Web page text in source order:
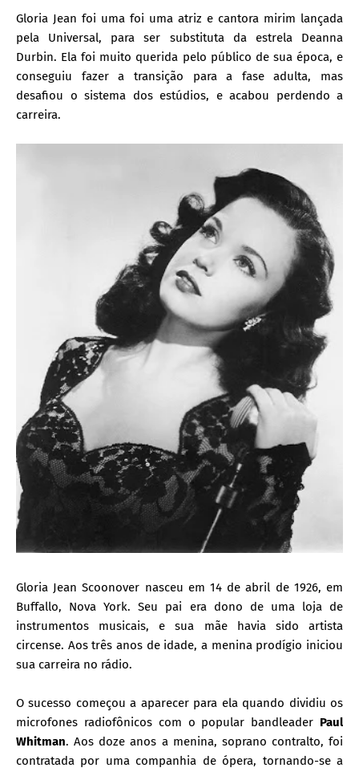
Gloria Jean foi uma foi uma atriz e cantora mirim lançada
pela Universal, para ser substituta da estrela Deanna
Durbin. Ela foi muito querida pelo público de sua época, e
conseguiu fazer a transição para a fase adulta, mas
desafiou o sistema dos estúdios, e acabou perdendo a
carreira.
Gloria Jean Scoonover nasceu em 14 de abril de 1926, em
Buffallo, Nova York. Seu pai era dono de uma loja de
instrumentos musicais, e sua mãe havia sido artista
circense. Aos três anos de idade, a menina prodígio iniciou
sua carreira no rádio.
O sucesso começou a aparecer para ela quando dividiu os
microfones radiofônicos com o popular bandleader Paul
Whitman. Aos doze anos a menina, soprano contralto, foi
contratada por uma companhia de ópera, tornando-se a